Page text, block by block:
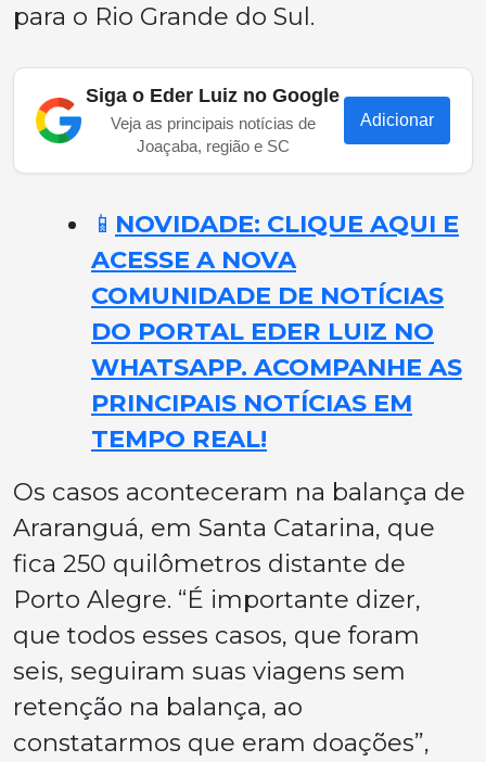
para o Rio Grande do Sul.
Siga o Eder Luiz no Google
Veja as principais notícias de
Joaçaba, região e SC
Adicionar
📱 NOVIDADE: CLIQUE AQUI E
ACESSE A NOVA
COMUNIDADE DE NOTÍCIAS
DO PORTAL EDER LUIZ NO
WHATSAPP. ACOMPANHE AS
PRINCIPAIS NOTÍCIAS EM
TEMPO REAL!
Os casos aconteceram na balança de
Araranguá, em Santa Catarina, que
fica 250 quilômetros distante de
Porto Alegre. “É importante dizer,
que todos esses casos, que foram
seis, seguiram suas viagens sem
retenção na balança, ao
constatarmos que eram doações”,